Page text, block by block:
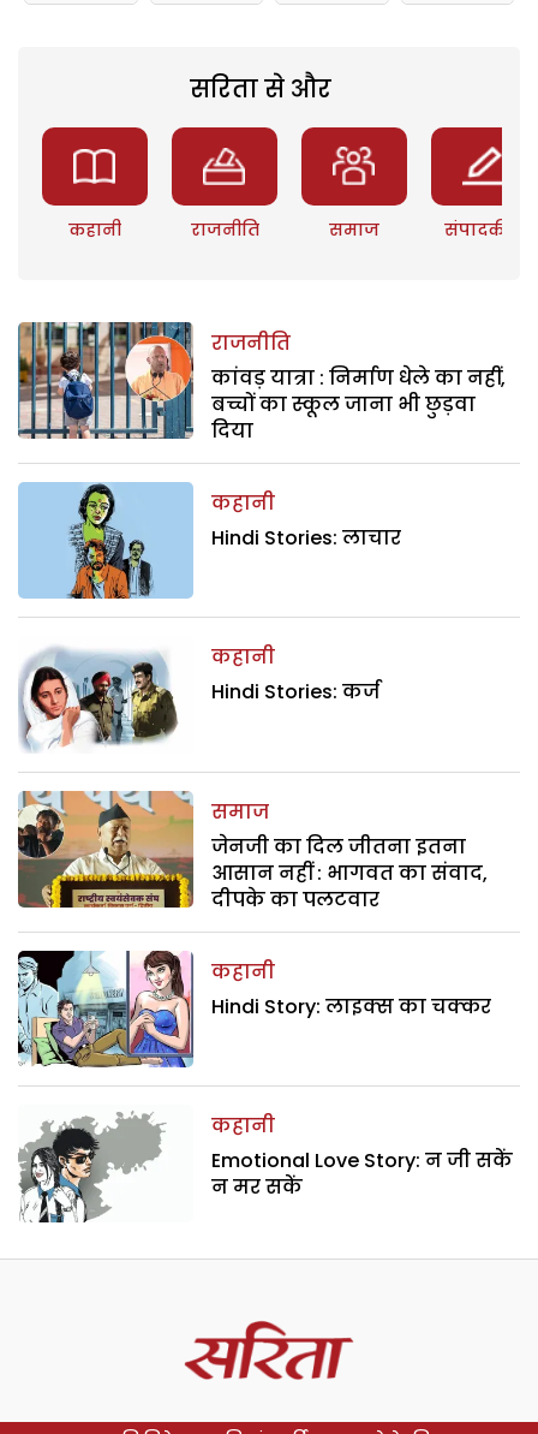
सरिता से और
कहानी राजनीति समाज संपादकीय
राजनीति
कांवड़ यात्रा : निर्माण धेले का नहीं,
बच्चों का स्कूल जाना भी छुड़वा
दिया
कहानी
Hindi Stories: लाचार
कहानी
Hindi Stories: कर्ज
समाज
जेनजी का दिल जीतना इतना
आसान नहीं : भागवत का संवाद,
दीपके का पलटवार
कहानी
Hindi Story: लाइक्स का चक्कर
कहानी
Emotional Love Story: न जी सकें
न मर सकें